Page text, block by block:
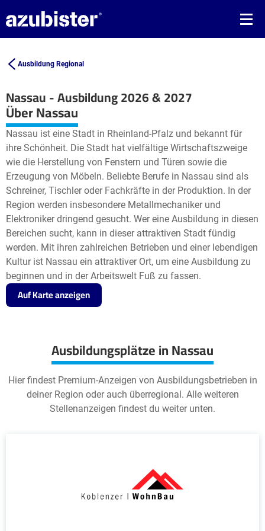
Ausbildung Regional
Nassau - Ausbildung 2026 & 2027
+
−
Leaflet| ©OpenStreetMap2
Über Nassau
Nassau ist eine Stadt in Rheinland-Pfalz und bekannt für
ihre Schönheit. Die Stadt hat vielfältige Wirtschaftszweige
wie die Herstellung von Fenstern und Türen sowie die
Erzeugung von Möbeln. Beliebte Berufe in Nassau sind als
Schreiner, Tischler oder Fachkräfte in der Produktion. In der
Region werden insbesondere Metallmechaniker und
Elektroniker dringend gesucht. Wer eine Ausbildung in diesen
Bereichen sucht, kann in dieser attraktiven Stadt fündig
werden. Mit ihren zahlreichen Betrieben und einer lebendigen
Kultur ist Nassau ein attraktiver Ort, um eine Ausbildung zu
beginnen und in der Arbeitswelt Fuß zu fassen.
Auf Karte anzeigen
Ausbildungsplätze in Nassau
Hier findest Premium-Anzeigen von Ausbildungsbetrieben in
deiner Region oder auch überregional. Alle weiteren
Stellenanzeigen findest du weiter unten.